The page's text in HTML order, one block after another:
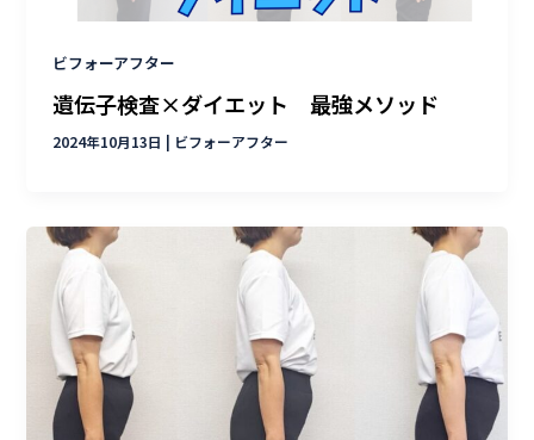
ビフォーアフター
遺伝子検査×ダイエット 最強メソッド
2024年10月13日 | ビフォーアフター